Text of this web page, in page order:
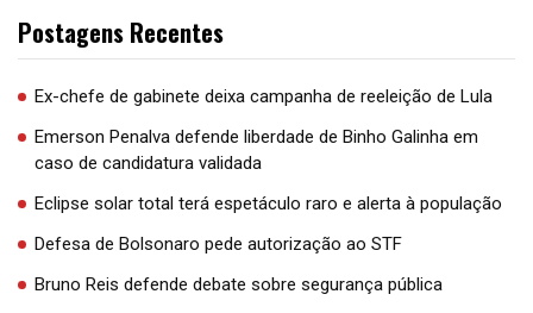
Postagens Recentes
Ex-chefe de gabinete deixa campanha de reeleição de Lula
Emerson Penalva defende liberdade de Binho Galinha em
caso de candidatura validada
Eclipse solar total terá espetáculo raro e alerta à população
Defesa de Bolsonaro pede autorização ao STF
Bruno Reis defende debate sobre segurança pública